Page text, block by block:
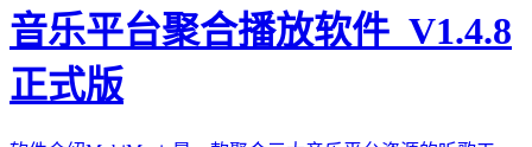
音乐平台聚合播放软件_V1.4.8
正式版